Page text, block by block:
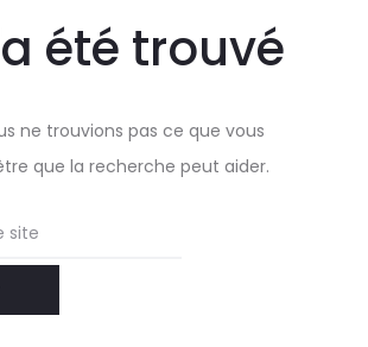
été trouvé
ne trouvions pas ce que vous
que la recherche peut aider.